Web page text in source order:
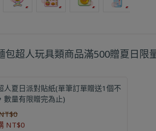
超人玩具類商品滿500贈夏日限
人夏日派對貼紙(單筆訂單贈送1個不
數量有限贈完為止)
NT$0